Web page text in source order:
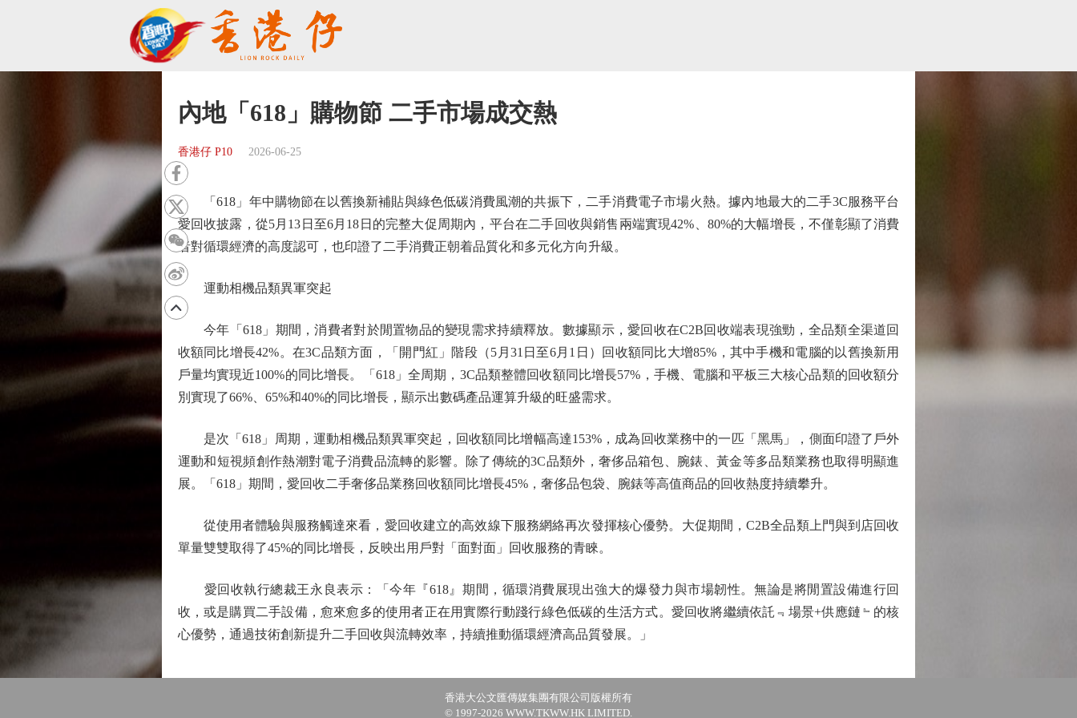
內地「618」購物節 二手市場成交熱
香港仔 P10 2026-06-25
「618」年中購物節在以舊換新補貼與綠色低碳消費風潮的共振下，二手消費電子市場火熱。據內地最大的二手3C服務平台
愛回收披露，從5月13日至6月18日的完整大促周期內，平台在二手回收與銷售兩端實現42%、80%的大幅增長，不僅彰顯了消費
者對循環經濟的高度認可，也印證了二手消費正朝着品質化和多元化方向升級。
運動相機品類異軍突起
今年「618」期間，消費者對於閒置物品的變現需求持續釋放。數據顯示，愛回收在C2B回收端表現強勁，全品類全渠道回
收額同比增長42%。在3C品類方面，「開門紅」階段（5月31日至6月1日）回收額同比大增85%，其中手機和電腦的以舊換新用
戶量均實現近100%的同比增長。「618」全周期，3C品類整體回收額同比增長57%，手機、電腦和平板三大核心品類的回收額分
別實現了66%、65%和40%的同比增長，顯示出數碼產品運算升級的旺盛需求。
是次「618」周期，運動相機品類異軍突起，回收額同比增幅高達153%，成為回收業務中的一匹「黑馬」，側面印證了戶外
運動和短視頻創作熱潮對電子消費品流轉的影響。除了傳統的3C品類外，奢侈品箱包、腕錶、黃金等多品類業務也取得明顯進
展。「618」期間，愛回收二手奢侈品業務回收額同比增長45%，奢侈品包袋、腕錶等高值商品的回收熱度持續攀升。
從使用者體驗與服務觸達來看，愛回收建立的高效線下服務網絡再次發揮核心優勢。大促期間，C2B全品類上門與到店回收
單量雙雙取得了45%的同比增長，反映出用戶對「面對面」回收服務的青睞。
愛回收執行總裁王永良表示：「今年『618』期間，循環消費展現出強大的爆發力與市場韌性。無論是將閒置設備進行回
收，或是購買二手設備，愈來愈多的使用者正在用實際行動踐行綠色低碳的生活方式。愛回收將繼續依託﹃場景+供應鏈﹄的核
心優勢，通過技術創新提升二手回收與流轉效率，持續推動循環經濟高品質發展。」
香港大公文匯傳媒集團有限公司版權所有
© 1997-2026 WWW.TKWW.HK LIMITED.